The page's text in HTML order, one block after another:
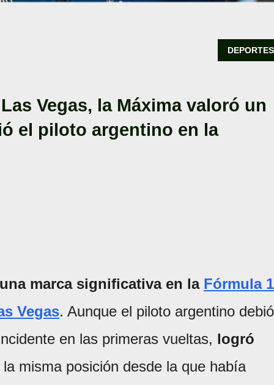
DEPORTES
Vegas, la Máxima valoró un
el piloto argentino en la
marca significativa en la Fórmula 1
Vegas. Aunque el piloto argentino debió
en las primeras vueltas, logró
la misma posición desde la que había